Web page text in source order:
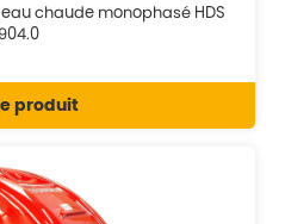
chaude monophasé HDS
produit